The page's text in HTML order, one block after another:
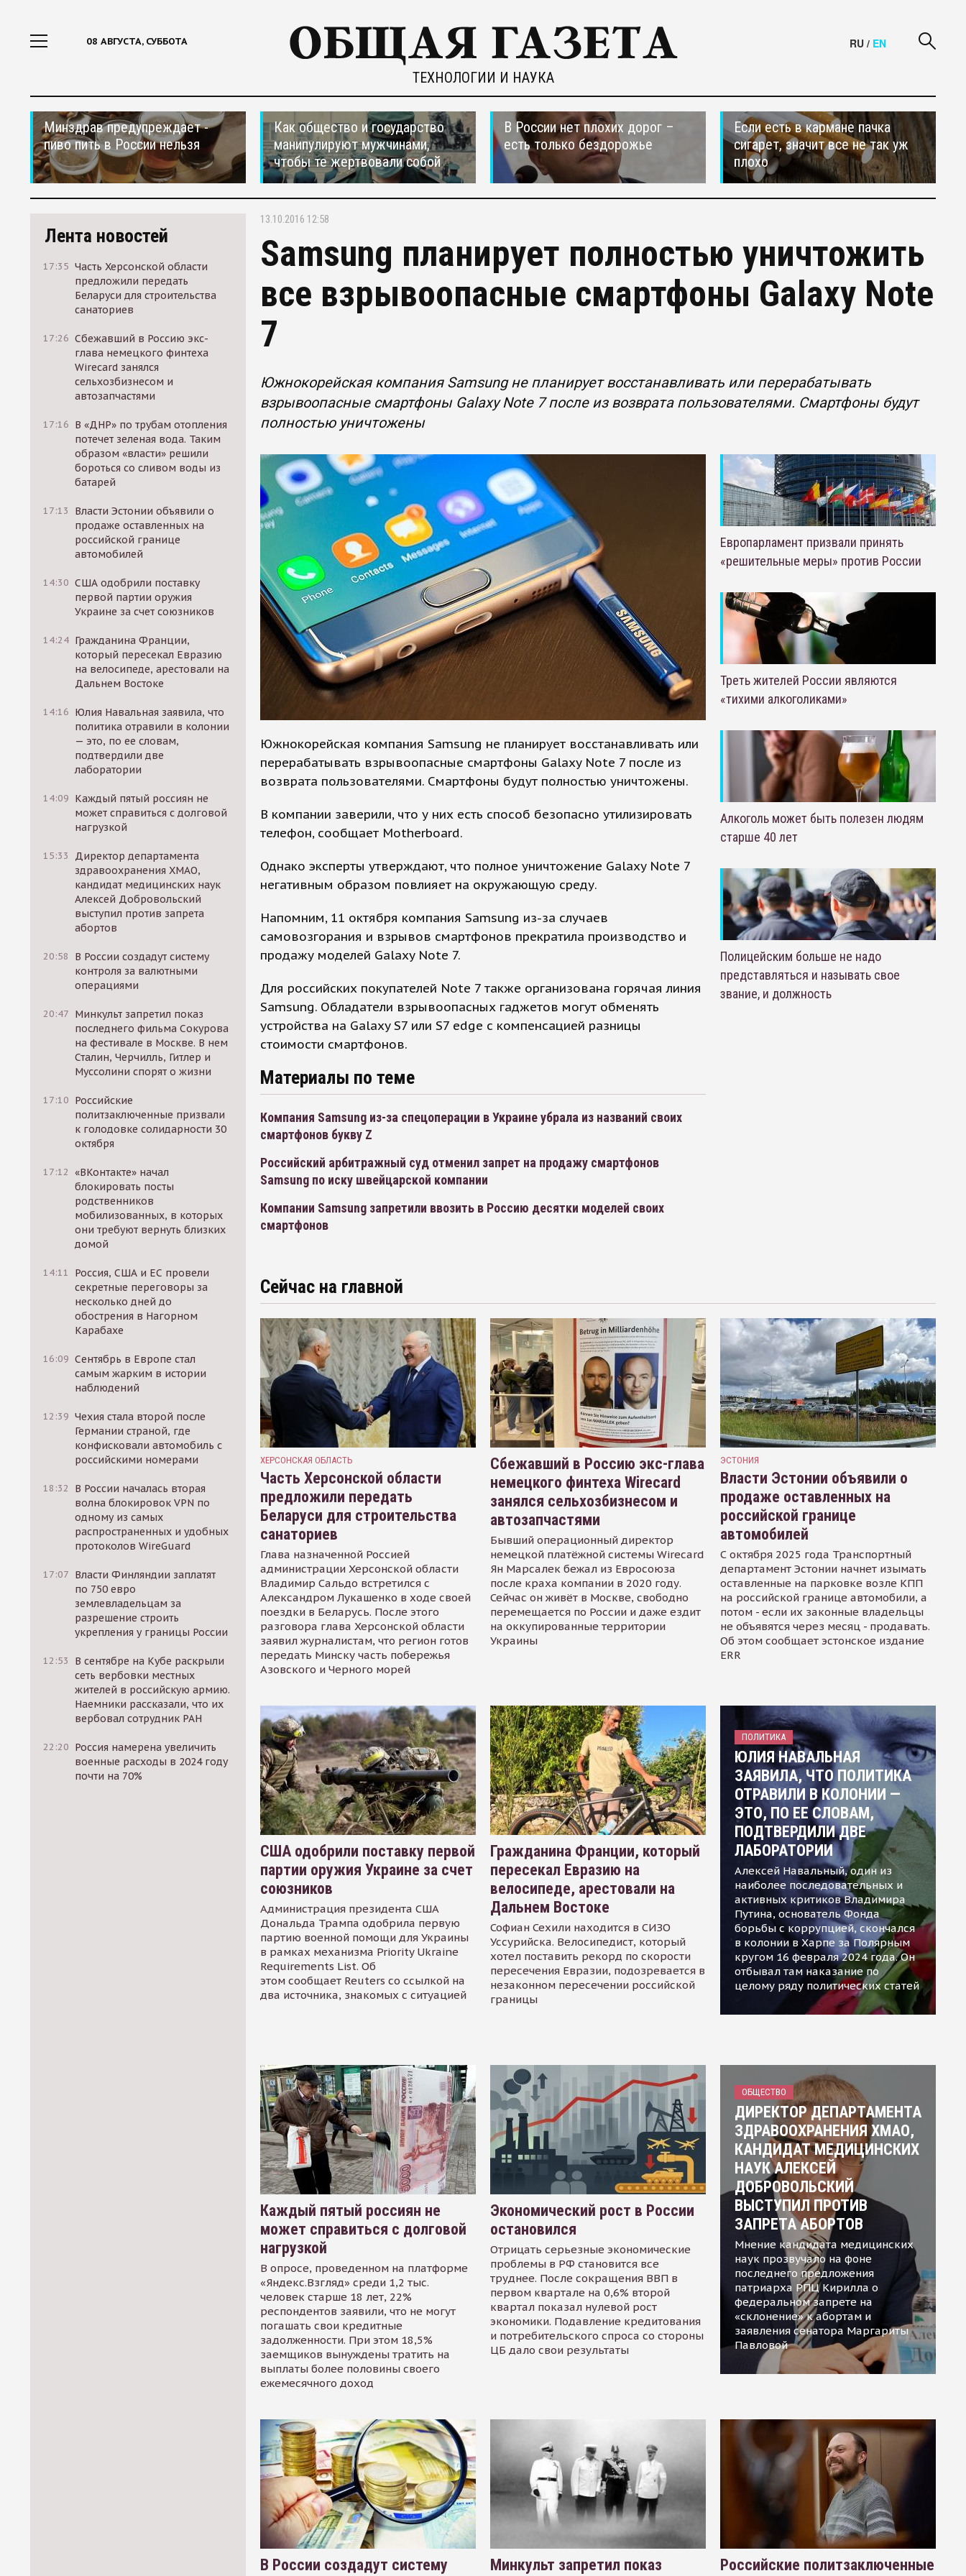
08 АВГУСТА, СУББОТА
ТЕХНОЛОГИИ И НАУКА
RU / EN
Минздрав предупреждает -
пиво пить в России нельзя
Как общество и государство
манипулируют мужчинами,
чтобы те жертвовали собой
В России нет плохих дорог –
есть только бездорожье
Если есть в кармане пачка
сигарет, значит все не так уж
плохо
Лента новостей
17:35 Часть Херсонской области
предложили передать
Беларуси для строительства
санаториев
17:26 Сбежавший в Россию экс-
глава немецкого финтеха
Wirecard занялся
сельхозбизнесом и
автозапчастями
17:16 В «ДНР» по трубам отопления
потечет зеленая вода. Таким
образом «власти» решили
бороться со сливом воды из
батарей
17:13
Власти Эстонии объявили о
продаже оставленных на
российской границе
автомобилей
14:30 США одобрили поставку
первой партии оружия
Украине за счет союзников
14:24 Гражданина Франции,
который пересекал Евразию
на велосипеде, арестовали на
Дальнем Востоке
14:16 Юлия Навальная заявила, что
политика отравили в колонии
— это, по ее словам,
подтвердили две
лаборатории
14:09 Каждый пятый россиян не
может справиться с долговой
нагрузкой
15:33
Директор департамента
здравоохранения ХМАО,
кандидат медицинских наук
Алексей Добровольский
выступил против запрета
абортов
20:58
В России создадут систему
контроля за валютными
операциями
20:47 Минкульт запретил показ
последнего фильма Сокурова
на фестивале в Москве. В нем
Сталин, Черчилль, Гитлер и
Муссолини спорят о жизни
17:10 Российские
политзаключенные призвали
к голодовке солидарности 30
октября
17:12 «ВКонтакте» начал
блокировать посты
родственников
мобилизованных, в которых
они требуют вернуть близких
домой
14:11
Россия, США и ЕС провели
секретные переговоры за
несколько дней до
обострения в Нагорном
Карабахе
16:09 Сентябрь в Европе стал
самым жарким в истории
наблюдений
12:39 Чехия стала второй после
Германии страной, где
конфисковали автомобиль с
российскими номерами
18:32
В России началась вторая
волна блокировок VPN по
одному из самых
распространенных и удобных
протоколов WireGuard
17:07 Власти Финляндии заплатят
по 750 евро
землевладельцам за
разрешение строить
укрепления у границы России
12:53
В сентябре на Кубе раскрыли
сеть вербовки местных
жителей в российскую армию.
Наемники рассказали, что их
вербовал сотрудник РАН
22:20 Россия намерена увеличить
военные расходы в 2024 году
почти на 70%
13.10.2016 12:58
Samsung планирует полностью уничтожить
все взрывоопасные смартфоны Galaxy Note
7
Южнокорейская компания Samsung не планирует восстанавливать или перерабатывать
взрывоопасные смартфоны Galaxy Note 7 после из возврата пользователями. Смартфоны будут
полностью уничтожены
Южнокорейская компания Samsung не планирует восстанавливать или
перерабатывать взрывоопасные смартфоны Galaxy Note 7 после из
возврата пользователями. Смартфоны будут полностью уничтожены.
В компании заверили, что у них есть способ безопасно утилизировать
телефон, сообщает Motherboard.
Однако эксперты утверждают, что полное уничтожение Galaxy Note 7
негативным образом повлияет на окружающую среду.
Напомним, 11 октября компания Samsung из-за случаев
самовозгорания и взрывов смартфонов прекратила производство и
продажу моделей Galaxy Note 7.
Для российских покупателей Note 7 также организована горячая линия
Samsung. Обладатели взрывоопасных гаджетов могут обменять
устройства на Galaxy S7 или S7 edge с компенсацией разницы
стоимости смартфонов.
Материалы по теме
Компания Samsung из-за спецоперации в Украине убрала из названий своих
смартфонов букву Z
Российский арбитражный суд отменил запрет на продажу смартфонов
Samsung по иску швейцарской компании
Компании Samsung запретили ввозить в Россию десятки моделей своих
смартфонов
Европарламент призвали принять
«решительные меры» против России
Треть жителей России являются
«тихими алкоголиками»
Алкоголь может быть полезен людям
старше 40 лет
Полицейским больше не надо
представляться и называть свое
звание, и должность
Сейчас на главной
ХЕРСОНСКАЯ ОБЛАСТЬ
Часть Херсонской области
предложили передать
Беларуси для строительства
санаториев
Глава назначенной Россией
администрации Херсонской области
Владимир Сальдо встретился с
Александром Лукашенко в ходе своей
поездки в Беларусь. После этого
разговора глава Херсонской области
заявил журналистам, что регион готов
передать Минску часть побережья
Азовского и Черного морей
Сбежавший в Россию экс-глава
немецкого финтеха Wirecard
занялся сельхозбизнесом и
автозапчастями
Бывший операционный директор
немецкой платёжной системы Wirecard
Ян Марсалек бежал из Евросоюза
после краха компании в 2020 году.
Сейчас он живёт в Москве, свободно
перемещается по России и даже ездит
на оккупированные территории
Украины
ЭСТОНИЯ
Власти Эстонии объявили о
продаже оставленных на
российской границе
автомобилей
С октября 2025 года Транспортный
департамент Эстонии начнет изымать
оставленные на парковке возле КПП
на российской границе автомобили, а
потом - если их законные владельцы
не объявятся через месяц - продавать.
Об этом сообщает эстонское издание
ERR
США одобрили поставку первой
партии оружия Украине за счет
союзников
Администрация президента США
Дональда Трампа одобрила первую
партию военной помощи для Украины
в рамках механизма Priority Ukraine
Requirements List. Об
этом сообщает Reuters со ссылкой на
два источника, знакомых с ситуацией
Гражданина Франции, который
пересекал Евразию на
велосипеде, арестовали на
Дальнем Востоке
Софиан Сехили находится в СИЗО
Уссурийска. Велосипедист, который
хотел поставить рекорд по скорости
пересечения Евразии, подозревается в
незаконном пересечении российской
границы
ПОЛИТИКА
ЮЛИЯ НАВАЛЬНАЯ
ЗАЯВИЛА, ЧТО ПОЛИТИКА
ОТРАВИЛИ В КОЛОНИИ —
ЭТО, ПО ЕЕ СЛОВАМ,
ПОДТВЕРДИЛИ ДВЕ
ЛАБОРАТОРИИ
Алексей Навальный, один из
наиболее последовательных и
активных критиков Владимира
Путина, основатель Фонда
борьбы с коррупцией, скончался
в колонии в Харпе за Полярным
кругом 16 февраля 2024 года. Он
отбывал там наказание по
целому ряду политических статей
Каждый пятый россиян не
может справиться с долговой
нагрузкой
В опросе, проведенном на платформе
«Яндекс.Взгляд» среди 1,2 тыс.
человек старше 18 лет, 22%
респондентов заявили, что не могут
погашать свои кредитные
задолженности. При этом 18,5%
заемщиков вынуждены тратить на
выплаты более половины своего
ежемесячного доход
Экономический рост в России
остановился
Отрицать серьезные экономические
проблемы в РФ становится все
труднее. После сокращения ВВП в
первом квартале на 0,6% второй
квартал показал нулевой рост
экономики. Подавление кредитования
и потребительского спроса со стороны
ЦБ дало свои результаты
ОБЩЕСТВО
ДИРЕКТОР ДЕПАРТАМЕНТА
ЗДРАВООХРАНЕНИЯ ХМАО,
КАНДИДАТ МЕДИЦИНСКИХ
НАУК АЛЕКСЕЙ
ДОБРОВОЛЬСКИЙ
ВЫСТУПИЛ ПРОТИВ
ЗАПРЕТА АБОРТОВ
Мнение кандидата медицинских
наук прозвучало на фоне
последнего предложения
патриарха РПЦ Кирилла о
федеральном запрете на
«склонение» к абортам и
заявления сенатора Маргариты
Павловой
В России создадут систему
Минкульт запретил показ
Российские политзаключенные